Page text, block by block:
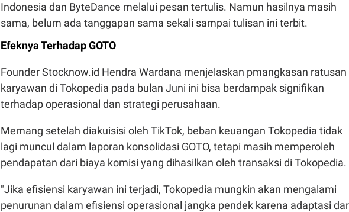
Indonesia dan ByteDance melalui pesan tertulis. Namun hasilnya masih
sama, belum ada tanggapan sama sekali sampai tulisan ini terbit.
Efeknya Terhadap GOTO
Founder Stocknow.id Hendra Wardana menjelaskan pmangkasan ratusan
karyawan di Tokopedia pada bulan Juni ini bisa berdampak signifikan
terhadap operasional dan strategi perusahaan.
Memang setelah diakuisisi oleh TikTok, beban keuangan Tokopedia tidak
lagi muncul dalam laporan konsolidasi GOTO, tetapi masih memperoleh
pendapatan dari biaya komisi yang dihasilkan oleh transaksi di Tokopedia.
"Jika efisiensi karyawan ini terjadi, Tokopedia mungkin akan mengalami
penurunan dalam efisiensi operasional jangka pendek karena adaptasi